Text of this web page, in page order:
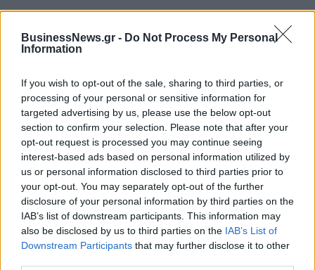
BusinessNews.gr - Do Not Process My Personal
Information
If you wish to opt-out of the sale, sharing to third parties, or
processing of your personal or sensitive information for
targeted advertising by us, please use the below opt-out
section to confirm your selection. Please note that after your
opt-out request is processed you may continue seeing
interest-based ads based on personal information utilized by
us or personal information disclosed to third parties prior to
your opt-out. You may separately opt-out of the further
disclosure of your personal information by third parties on the
IAB’s list of downstream participants. This information may
also be disclosed by us to third parties on the IAB’s List of
Downstream Participants that may further disclose it to other
Ντουράντ: "Ο Γιάννης θα
μπορούσε να 'ναι ο κορυφαίος
Οι διακοπές των Γάλλων του
(pic)
Είσοδος της γαλλικής Meridiam στην ηλεκτρική διασύνδεση Ελλάδας
– Κύπρου
Coca-Cola HBC: Άνοδος 11,4%
στα καθαρά κέρδη του α΄
εξαμήνου – Στα 524,4 εκατ.
Cenergy Holdings: Άνοδος 45%
στα καθαρά κέρδη του α΄
εξαμήνου, στα 138 εκατ. ευρώ